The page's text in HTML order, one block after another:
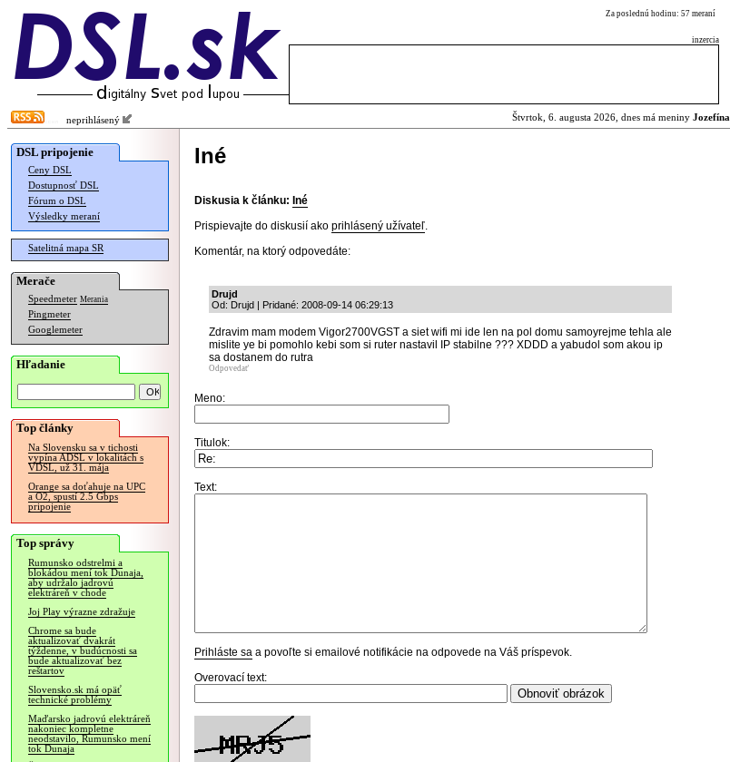
Za poslednú hodinu: 57 meraní
inzercia
neprihlásený Štvrtok, 6. augusta 2026, dnes má meniny Jozefína
DSL pripojenie
Ceny DSL
Dostupnosť DSL
Fórum o DSL
Výsledky meraní
Satelitná mapa SR
Merače
Speedmeter Merania
Pingmeter
Googlemeter
Hľadanie
Top články
Na Slovensku sa v tichosti
vypína ADSL v lokalitách s
VDSL, už 31. mája
Orange sa doťahuje na UPC
a O2, spustí 2.5 Gbps
pripojenie
Top správy
Rumunsko odstrelmi a
blokádou mení tok Dunaja,
aby udržalo jadrovú
elektráreň v chode
Joj Play výrazne zdražuje
Chrome sa bude
aktualizovať dvakrát
týždenne, v budúcnosti sa
bude aktualizovať bez
reštartov
Slovensko.sk má opäť
technické problémy
Maďarsko jadrovú elektráreň
nakoniec kompletne
neodstavilo, Rumunsko mení
tok Dunaja
Iné
Diskusia k článku: Iné
Prispievajte do diskusií ako prihlásený užívateľ.
Komentár, na ktorý odpovedáte:
Drujd
Od: Drujd | Pridané: 2008-09-14 06:29:13
Zdravim mam modem Vigor2700VGST a siet wifi mi ide len na pol domu samoyrejme tehla ale
mislite ye bi pomohlo kebi som si ruter nastavil IP stabilne ??? XDDD a yabudol som akou ip
sa dostanem do rutra
Odpovedať
Meno:
Titulok:
Text:
Prihláste sa a povoľte si emailové notifikácie na odpovede na Váš príspevok.
Overovací text: